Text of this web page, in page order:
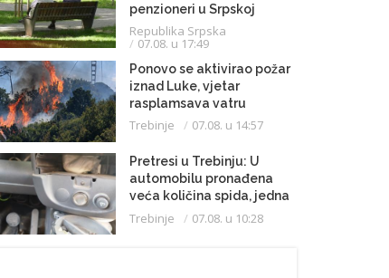
penzioneri u Srpskoj
Republika Srpska
07.08. u 17:49
Ponovo se aktivirao požar
iznad Luke, vjetar
rasplamsava vatru
Trebinje 07.08. u 14:57
Pretresi u Trebinju: U
automobilu pronađena
veća količina spida, jedna
osoba uhapšena
Trebinje 07.08. u 10:28